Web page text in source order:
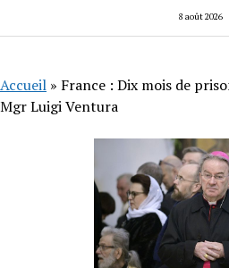
8 août 2026
Accueil » France : Dix mois de
Mgr Luigi Ventura